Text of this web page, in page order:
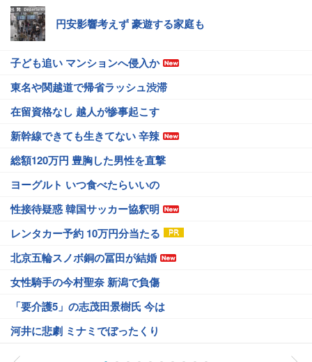
円安影響考えず 豪遊する家庭も
子ども追い マンションへ侵入か
東名や関越道で帰省ラッシュ渋滞
在留資格なし 越人が惨事起こす
新幹線できても生きてない 辛辣
総額120万円 豊胸した男性を直撃
ヨーグルト いつ食べたらいいの
性接待疑惑 韓国サッカー協釈明
レンタカー予約 10万円分当たる
北京五輪スノボ銅の冨田が結婚
女性騎手の今村聖奈 新潟で負傷
「要介護5」の志茂田景樹氏 今は
河井に悲劇 ミナミでぼったくり